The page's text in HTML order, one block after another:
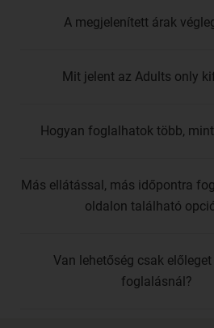
A megjelenített árak
Mit jelent az Adults only
Hogyan foglalhatok több,
Más ellátással, más időpontra
oldalon található
Van lehetőség csak
foglalásnál?